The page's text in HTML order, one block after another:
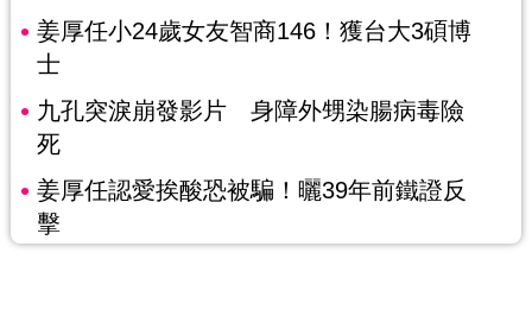
姜厚任小24歲女友智商146！獲台大3碩博
士
九孔突淚崩發影片 身障外甥染腸病毒險
死
姜厚任認愛挨酸恐被騙！曬39年前鐵證反
擊